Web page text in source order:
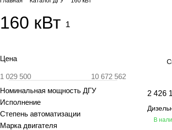
160 кВт 1
2 426
В
Цена
Номинальная мощность ДГУ
Исполнение
Степень автоматизации
Марка двигателя